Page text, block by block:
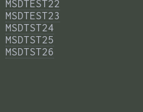
MSDTEST22
MSDTEST23
MSDTST24
MSDTST25
MSDTST26